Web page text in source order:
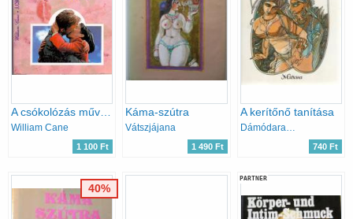
A csókolózás művészete
William Cane
1 100 Ft
Káma-szútra
Vátszjájana
1 490 Ft
A kerítőnő tanítása
Dámódaragupta
740 Ft
40%
PARTNER